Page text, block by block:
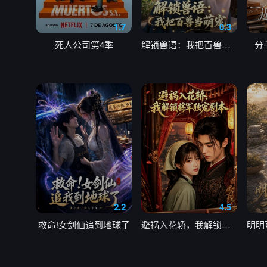
1.7
死人公司第4季
0.3
解锁兽语：我把百兽当萌宠 分
2.2
救命!女剑仙追到地球了
4.5
避祸入花轿，我解锁将军独宠剧本